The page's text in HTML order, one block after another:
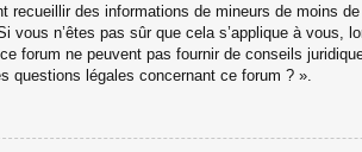
des informations de mineurs de moins
n’êtes pas sûr que cela s’applique à vous,
forum ne peuvent pas fournir de conseils
questions légales concernant ce forum ? ».